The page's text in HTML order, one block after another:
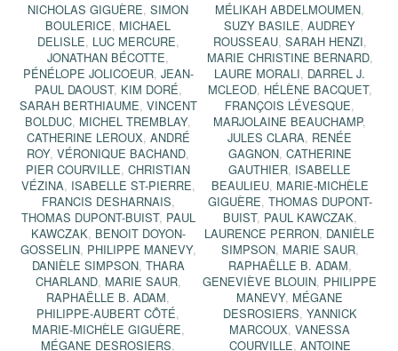
NICHOLAS GIGUÈRE,SIMON
BOULERICE, MICHAEL
DELISLE, LUC MERCURE,
JONATHAN BÉCOTTE,
PÉNÉLOPE JOLICOEUR, JEAN-
PAUL DAOUST, KIM DORÉ,
SARAH BERTHIAUME, VINCENT
BOLDUC, MICHEL TREMBLAY,
CATHERINE LEROUX, ANDRÉ
ROY,VÉRONIQUE BACHAND,
PIER COURVILLE,CHRISTIAN
VÉZINA, ISABELLE ST-PIERRE,
FRANCIS DESHARNAIS,
THOMAS DUPONT-BUIST, PAUL
KAWCZAK, BENOIT DOYON-
GOSSELIN, PHILIPPE MANEVY,
DANIÈLE SIMPSON, THARA
CHARLAND, MARIE SAUR,
RAPHAËLLE B. ADAM,
PHILIPPE-AUBERT CÔTÉ,
MARIE-MICHÈLE GIGUÈRE,
MÉGANE DESROSIERS,
MÉLIKAH ABDELMOUMEN,
SUZY BASILE,AUDREY
ROUSSEAU, SARAH HENZI,
MARIE CHRISTINE BERNARD,
LAURE MORALI, DARREL J.
MCLEOD, HÉLÈNE BACQUET,
FRANÇOIS LÉVESQUE,
MARJOLAINE BEAUCHAMP,
JULES CLARA, RENÉE
GAGNON, CATHERINE
GAUTHIER, ISABELLE
BEAULIEU, MARIE-MICHÈLE
GIGUÈRE, THOMAS DUPONT-
BUIST, PAUL KAWCZAK,
LAURENCE PERRON, DANIÈLE
SIMPSON, MARIE SAUR,
RAPHAËLLE B. ADAM,
GENEVIÈVE BLOUIN, PHILIPPE
MANEVY, MÉGANE
DESROSIERS, YANNICK
MARCOUX,VANESSA
COURVILLE, ANTOINE